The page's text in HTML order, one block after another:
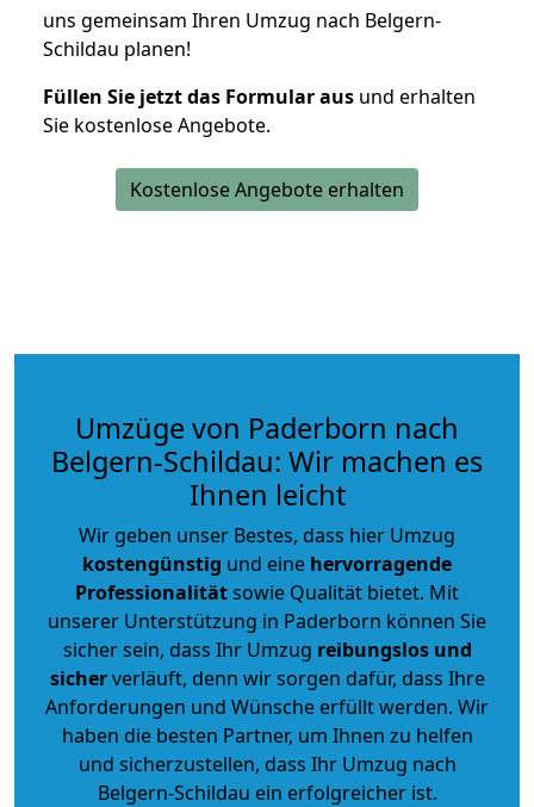
uns gemeinsam Ihren Umzug nach Belgern-
Schildau planen!
Füllen Sie jetzt das Formular aus und erhalten
Sie kostenlose Angebote.
Kostenlose Angebote erhalten
Umzüge von Paderborn nach
Belgern-Schildau: Wir machen es
Ihnen leicht
Wir geben unser Bestes, dass hier Umzug
kostengünstig und eine hervorragende
Professionalitätsowie Qualität bietet. Mit
unserer Unterstützung in Paderborn können Sie
sicher sein, dass Ihr Umzug reibungslos und
sicherverläuft, denn wir sorgen dafür, dass Ihre
Anforderungen und Wünsche erfüllt werden. Wir
haben die besten Partner, um Ihnen zu helfen
und sicherzustellen, dass Ihr Umzug nach
Belgern-Schildau ein erfolgreicher ist.